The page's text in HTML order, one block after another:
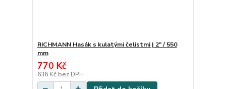
RICHMANN Hasák s kulatými čelistmi | 2" / 550
mm
770 Kč
636 Kč bez DPH